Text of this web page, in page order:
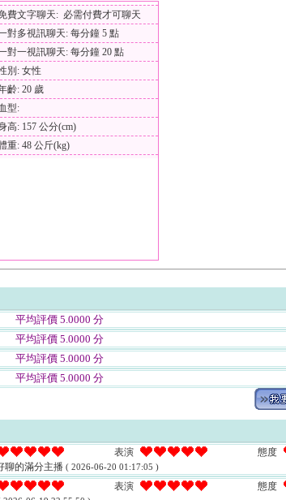
費文字聊天: 必需付費才可聊天
對多視訊聊天: 每分鐘 5 點
對一視訊聊天: 每分鐘 20 點
別: 女性
齡: 20 歲
型:
高: 157 公分(cm)
重: 48 公斤(kg)
平均評價 5.0000 分
平均評價 5.0000 分
平均評價 5.0000 分
平均評價 5.0000 分
表演 態度
聊的滿分主播 ( 2026-06-20 01:17:05 )
表演 態度